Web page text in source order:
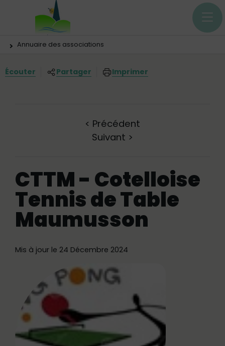
Panneau de gestion des cookies
Menu principal
Vous êtes ici:
Annuaire des associations
Écouter Partager Imprimer
< Précédent
Suivant >
CTTM - Cotelloise
Tennis de Table
Maumusson
Mis à jour le 24 Décembre 2024